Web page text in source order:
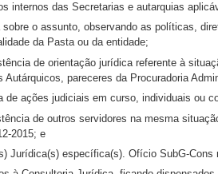
internos das Secretarias e autarquias
o assunto, observando as políticas,
da Pasta ou da entidade;
de orientação jurídica referente à
Autárquicos, pareceres da Procuradoria
de ações judiciais em curso, individuais ou
de outros servidores na mesma
2015; e
Jurídica(s) específica(s). Ofício SubG-Cons